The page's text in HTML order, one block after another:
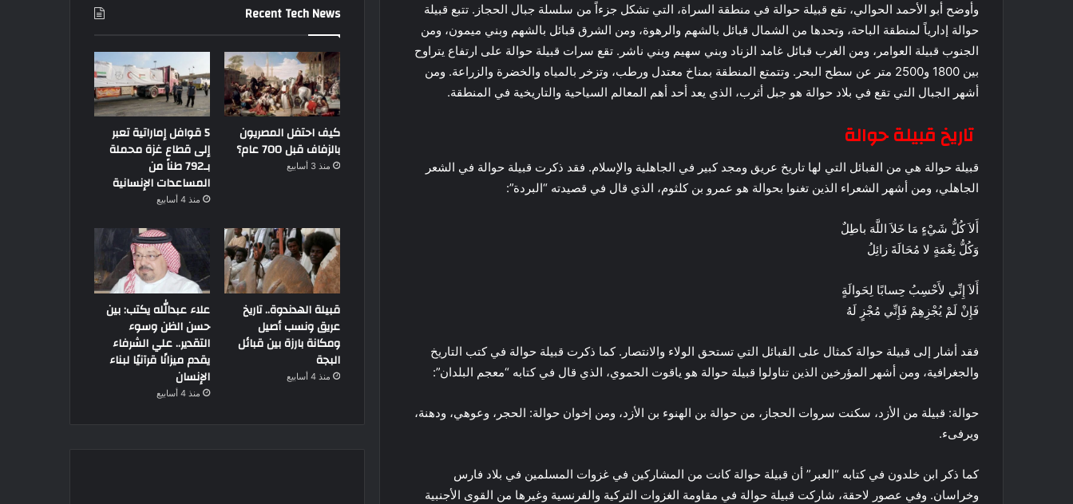
وأوضح أبو الأحمد الحوالي، تقع قبيلة حوالة في منطقة السراة، التي تشكل جزءاً من سلسلة جبال الحجاز. تتبع قبيلة
حوالة إدارياً لمنطقة الباحة، وتحدها من الشمال قبائل بالشهم والرهوة، ومن الشرق قبائل بالشهم وبني ميمون، ومن
الجنوب قبيلة العوامر، ومن الغرب قبائل غامد الزناد وبني سهيم وبني ناشر. تقع سرات قبيلة حوالة على ارتفاع يتراوح
بين 1800 و2500 متر عن سطح البحر. وتتمتع المنطقة بمناخ معتدل ورطب، وتزخر بالمياه والخضرة والزراعة. ومن
أشهر الجبال التي تقع في بلاد حوالة هو جبل أثرب، الذي يعد أحد أهم المعالم السياحية والتاريخية في المنطقة.
تاريخ قبيلة حوالة
قبيلة حوالة هي من القبائل التي لها تاريخ عريق ومجد كبير في الجاهلية والإسلام. فقد ذكرت قبيلة حوالة في الشعر
الجاهلي، ومن أشهر الشعراء الذين تغنوا بحوالة هو عمرو بن كلثوم، الذي قال في قصيدته “البردة”:
أَلاَ كُلُّ شَيْءٍ مَا خَلاَ اللَّهَ باطِلٌ
وَكُلُّ نِعْمَةٍ لا مُحَالَةَ زائِلُ
أَلاَ إِنِّي لأَحْسِبُ حِسابًا لِحَوالَةٍ
فَإِنْ لَمْ يُجْزِهِمْ فَإِنِّي مُجْزٍ لَهُ
فقد أشار إلى قبيلة حوالة كمثال على القبائل التي تستحق الولاء والانتصار. كما ذكرت قبيلة حوالة في كتب التاريخ
والجغرافية، ومن أشهر المؤرخين الذين تناولوا قبيلة حوالة هو ياقوت الحموي، الذي قال في كتابه “معجم البلدان”:
حوالة: قبيلة من الأزد، سكنت سروات الحجاز، من حوالة بن الهنوء بن الأزد، ومن إخوان حوالة: الحجر، وعوهي، ودهنة،
ويرفىء.
كما ذكر ابن خلدون في كتابه “العبر” أن قبيلة حوالة كانت من المشاركين في غزوات المسلمين في بلاد فارس
وخراسان. وفي عصور لاحقة، شاركت قبيلة حوالة في مقاومة الغزوات التركية والفرنسية وغيرها من القوى الأجنبية
Recent Tech News
كيف احتفل المصريون
بالزفاف قبل 700 عام؟
منذ 3 أسابيع
5 قوافل إماراتية تعبر
إلى قطاع غزة محملة
بـ792 طناً من
المساعدات الإنسانية
منذ 4 أسابيع
قبيلة الهدندوة.. تاريخ
عريق ونسب أصيل
ومكانة بارزة بين قبائل
البجة
منذ 4 أسابيع
علاء عبدالله يكتب: بين
حسن الظن وسوء
التقدير.. علي الشرفاء
يقدم ميزانًا قرآنيًا لبناء
الإنسان
منذ 4 أسابيع